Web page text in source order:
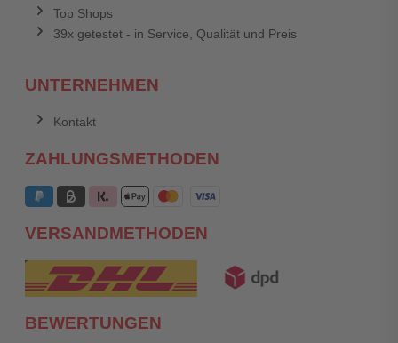
Top Shops
39x getestet - in Service, Qualität und Preis
UNTERNEHMEN
Kontakt
ZAHLUNGSMETHODEN
VERSANDMETHODEN
BEWERTUNGEN